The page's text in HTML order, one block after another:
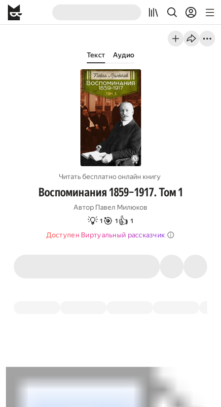
Текст Аудио
Читать бесплатно онлайн книгу
Воспоминания 1859–1917. Том 1
Автор Павел Милюков
💡 1 🎯 1 👍 1
Доступен Виртуальный рассказчик